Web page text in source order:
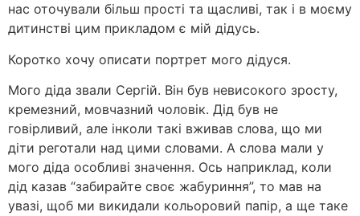
нас оточували більш прості та щасливі, так і в моєму
дитинстві цим прикладом є мій дідусь.
Коротко хочу описати портрет мого дідуся.
Мого діда звали Сергій. Він був невисокого зросту,
кремезний, мовчазний чоловік. Дід був не
говірливий, але інколи такі вживав слова, що ми
діти реготали над цими словами. А слова мали у
мого діда особливі значення. Ось наприклад, коли
дід казав “забирайте своє жабуриння”, то мав на
увазі, щоб ми викидали кольоровий папір, а ще таке